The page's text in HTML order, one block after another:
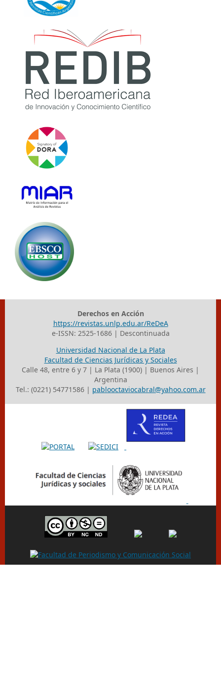
Derechos en Acción
https://revistas.unlp.edu.ar/ReDeA
e-ISSN: 2525-1686 | Descontinuada
Universidad Nacional de La Plata
Facultad de Ciencias Jurídicas y Sociales
Calle 48, entre 6 y 7 | La Plata (1900) | Buenos Aires |
Argentina
Tel.: (0221) 54771586 | pablooctaviocabral@yahoo.com.ar